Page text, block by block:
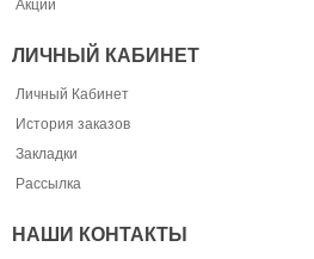
Акции
ЛИЧНЫЙ КАБИНЕТ
Личный Кабинет
История заказов
Закладки
Рассылка
НАШИ КОНТАКТЫ